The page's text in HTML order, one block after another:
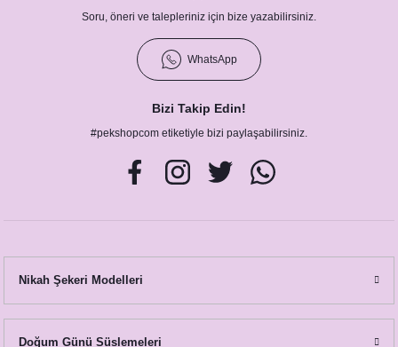
Soru, öneri ve talepleriniz için bize yazabilirsiniz.
WhatsApp
Bizi Takip Edin!
#pekshopcom etiketiyle bizi paylaşabilirsiniz.
Nikah Şekeri Modelleri
Doğum Günü Süslemeleri